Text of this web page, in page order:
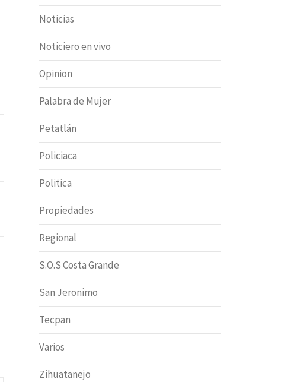
Noticias
Noticiero en vivo
Opinion
Palabra de Mujer
Petatlán
Policiaca
Politica
Propiedades
Regional
S.O.S Costa Grande
San Jeronimo
Tecpan
Varios
Zihuatanejo